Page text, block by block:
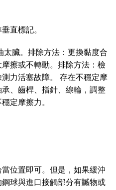
直標記。
太臟。排除方法：更換黏度合
擦或不轉動。排除方法：檢
力活塞故障。 存在不穩定摩
、齒桿、指針、線輪，調整
定摩擦力。
位置即可。但是，如果緩沖
球與進口接觸部分有贓物或